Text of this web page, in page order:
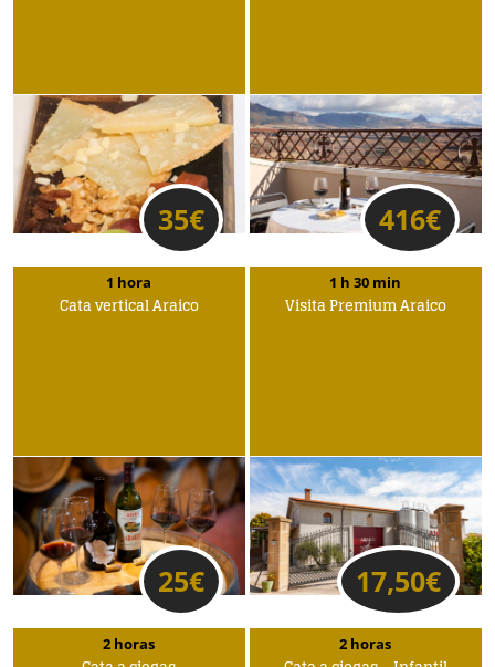
35€ 416€
1 hora
Cata vertical Araico
25€
1 h 30 min
Visita Premium Araico
17,50€
2 horas 2 horas